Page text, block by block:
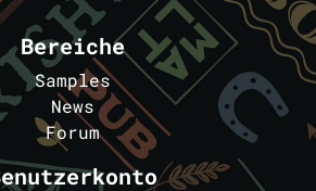
Bereiche
Samples
News
Forum